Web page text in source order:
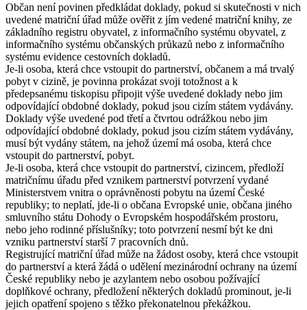
Občan není povinen předkládat doklady, pokud si skutečnosti v nich
uvedené matriční úřad může ověřit z jím vedené matriční knihy, ze
základního registru obyvatel, z informačního systému obyvatel, z
informačního systému občanských průkazů nebo z informačního
systému evidence cestovních dokladů.
Je-li osoba, která chce vstoupit do partnerství, občanem a má trvalý
pobyt v cizině, je povinna prokázat svoji totožnost a k
předepsanému tiskopisu připojit výše uvedené doklady nebo jim
odpovídající obdobné doklady, pokud jsou cizím státem vydávány.
Doklady výše uvedené pod třetí a čtvrtou odrážkou nebo jim
odpovídající obdobné doklady, pokud jsou cizím státem vydávány,
musí být vydány státem, na jehož území má osoba, která chce
vstoupit do partnerství, pobyt.
Je-li osoba, která chce vstoupit do partnerství, cizincem, předloží
matričnímu úřadu před vznikem partnerství potvrzení vydané
Ministerstvem vnitra o oprávněnosti pobytu na území České
republiky; to neplatí, jde-li o občana Evropské unie, občana jiného
smluvního státu Dohody o Evropském hospodářském prostoru,
nebo jeho rodinné příslušníky; toto potvrzení nesmí být ke dni
vzniku partnerství starší 7 pracovních dnů.
Registrující matriční úřad může na žádost osoby, která chce vstoupit
do partnerství a která žádá o udělení mezinárodní ochrany na území
České republiky nebo je azylantem nebo osobou požívající
doplňkové ochrany, předložení některých dokladů prominout, je-li
jejich opatření spojeno s těžko překonatelnou překážkou.